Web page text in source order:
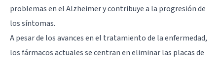
problemas en el Alzheimer y contribuye a la progresión de
los síntomas.
A pesar de los avances en el tratamiento de la enfermedad,
los fármacos actuales se centran en eliminar las placas de